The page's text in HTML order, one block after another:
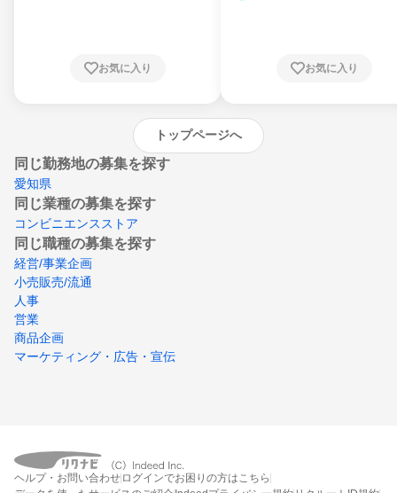
崎県、熊本県、大分県、宮崎県、鹿児島県、
お気に入り お気に入り
トップページへ
同じ勤務地の募集を探す
愛知県
同じ業種の募集を探す
コンビニエンスストア
同じ職種の募集を探す
経営/事業企画
小売販売/流通
人事
営業
商品企画
マーケティング・広告・宣伝
ヘルプ・お問い合わせ ログインでお困りの方はこちら